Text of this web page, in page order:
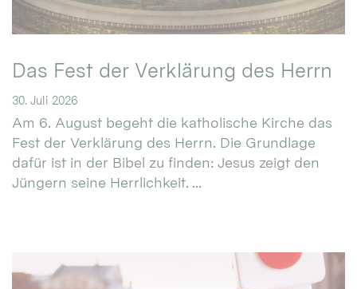
Das Fest der Verklärung des Herrn
30. Juli 2026
Am 6. August begeht die katholische Kirche das
Fest der Verklärung des Herrn. Die Grundlage
dafür ist in der Bibel zu finden: Jesus zeigt den
Jüngern seine Herrlichkeit. ...